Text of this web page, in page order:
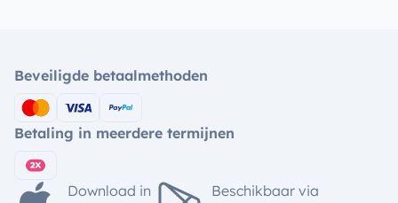
Beveiligde betaalmethoden
Betaling in meerdere termijnen
Download in
Beschikbaar via